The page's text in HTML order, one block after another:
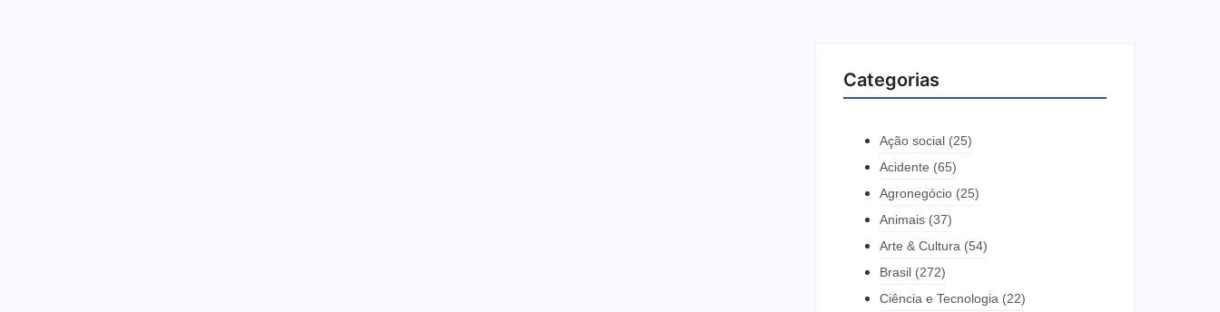
Categorias
Ação social (25)
Acidente (65)
Agronegócio (25)
Animais (37)
Arte & Cultura (54)
Brasil (272)
Ciência e Tecnologia (22)